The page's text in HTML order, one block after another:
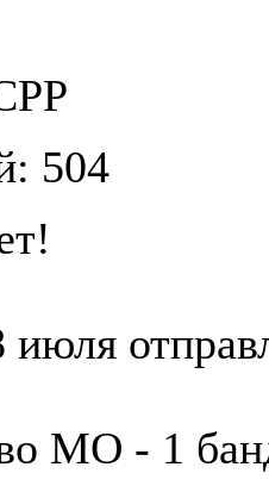
504
июля
МО - 1